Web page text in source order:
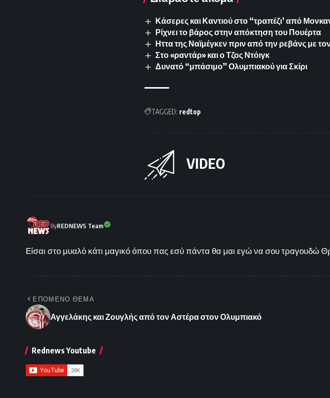
Κάσερες και Καντιού στο “τραπέζι’ από
Ρίχνει το βάρος στην απόκτηση του Πουέρτα
Ηττα της Ναϊμέγκεν πριν από την ρεβάνς με
Στο «ραντάρ» και ο Τζος Ντόιγκ
Δυνατό “μπάσιμο” Ολυμπιακού για Σκίρι
TAGGED: redtop
VIDEO
ByREDNEWS Team
Είσαι στο μυαλό κάτι μαγικό όπου πας εσύ πάντα θα μαι εγώ να σου τραγουδώ
ΕΠΟΜΕΝΟ ΘΕΜΑ
Αγγελάκης και Ζουγλής από τον Αστέρα στον Ολυμπιακό
Rednews Youtube